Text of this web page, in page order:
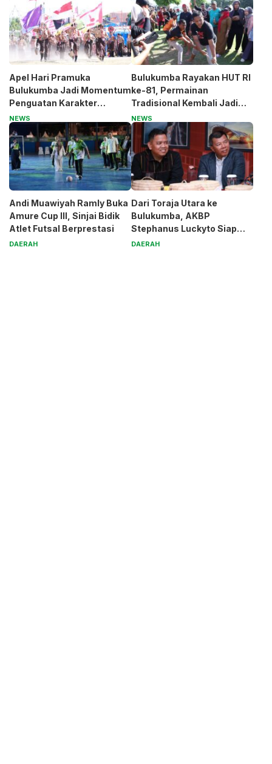
Apel Hari Pramuka
Bulukumba Jadi Momentum
Penguatan Karakter
Generasi Muda
NEWS
Bulukumba Rayakan HUT RI
ke-81, Permainan
Tradisional Kembali Jadi
Magnet
NEWS
Andi Muawiyah Ramly Buka
Amure Cup III, Sinjai Bidik
Atlet Futsal Berprestasi
DAERAH
Dari Toraja Utara ke
Bulukumba, AKBP
Stephanus Luckyto Siap
Jaga Kamtibmas
DAERAH